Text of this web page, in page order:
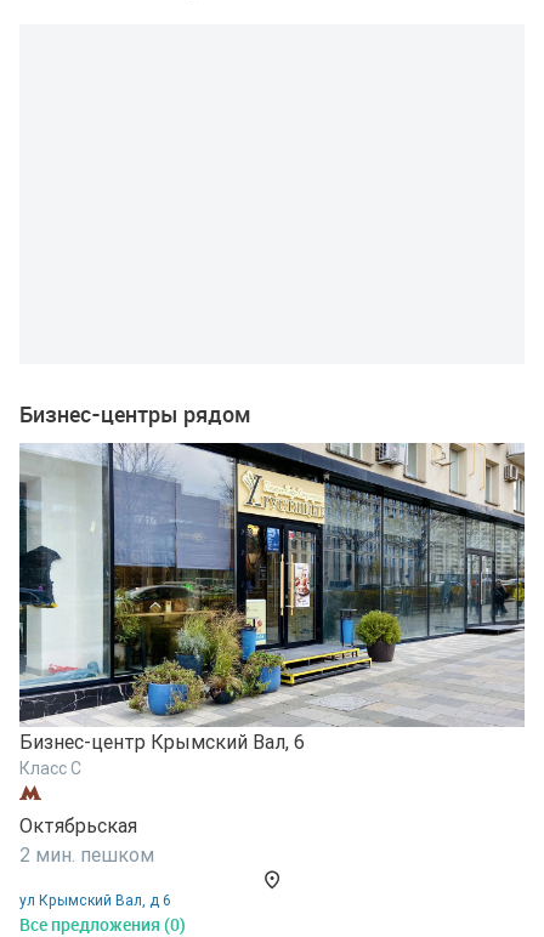
Бизнес-центры рядом
Бизнес-центр Крымский Вал, 6
Класс C
Октябрьская
2 мин. пешком
ул Крымский Вал, д 6
Все предложения (0)